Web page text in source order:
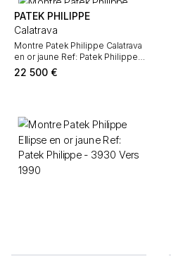
PATEK PHILIPPE
Calatrava
Montre Patek Philippe Calatrava
en or jaune Ref: Patek Philippe -
5107 Vers 2002
22 500 €